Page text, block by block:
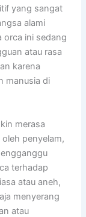
yang sangat
alami
orca ini sedang
atau rasa
karena
manusia di
merasa
penyelam,
terhadap
atau aneh,
menyerang
atau